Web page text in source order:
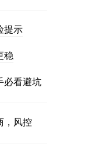
提示
稳
必看避坑
，风控